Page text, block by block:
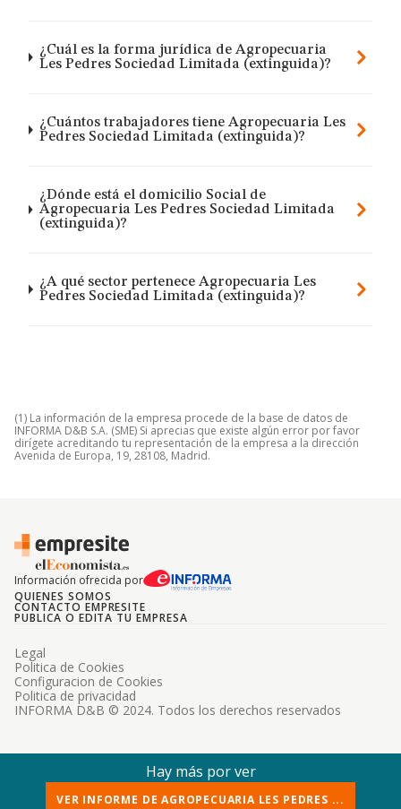
¿Cuál es la forma jurídica de Agropecuaria
Les Pedres Sociedad Limitada (extinguida)?
¿Cuántos trabajadores tiene Agropecuaria Les
Pedres Sociedad Limitada (extinguida)?
¿Dónde está el domicilio Social de
Agropecuaria Les Pedres Sociedad Limitada
(extinguida)?
¿A qué sector pertenece Agropecuaria Les
Pedres Sociedad Limitada (extinguida)?
(1) La información de la empresa procede de la base de datos de
INFORMA D&B S.A. (SME) Si aprecias que existe algún error por favor
dirígete acreditando tu representación de la empresa a la dirección
Avenida de Europa, 19, 28108, Madrid.
Información ofrecida por
QUIENES SOMOS
CONTACTO EMPRESITE
PUBLICA O EDITA TU EMPRESA
INFORMA D&B © 2024. Todos los derechos reservados
Legal
Politica de Cookies
Configuracion de Cookies
Politica de privacidad
Hay más por ver
VER INFORME DE AGROPECUARIA LES PEDRES ...